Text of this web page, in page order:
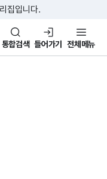
가기
로가기
집입니다.
함께 행복
통합검색 들어가기 전체메뉴